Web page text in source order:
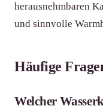
herausnehmbaren
und sinnvolle
Häufige
Welcher